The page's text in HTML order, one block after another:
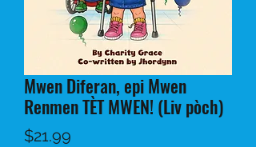
Mwen Diferan, epi Mwen
Renmen TÈT MWEN! (Liv pòch)
$21.99